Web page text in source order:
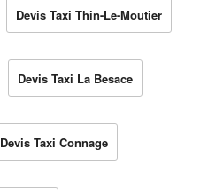
Devis Taxi Thin-Le-Moutier
Devis Taxi La Besace
Devis Taxi Connage